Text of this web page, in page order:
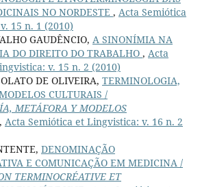
NO NORDESTE , Acta Semiótica
15 n. 1 (2010)
GAUDÊNCIO, A SINONÍMIA NA
DO DIREITO DO TRABALHO , Acta
v. 15 n. 2 (2010)
DE OLIVEIRA, TERMINOLOGIA,
CULTURAIS /
METÁFORA Y MODELOS
, Acta Semiótica et Lingvistica: v. 16 n. 2
DENOMINAÇÃO
E COMUNICAÇÃO EM MEDICINA /
TERMINOCRÉATIVE ET